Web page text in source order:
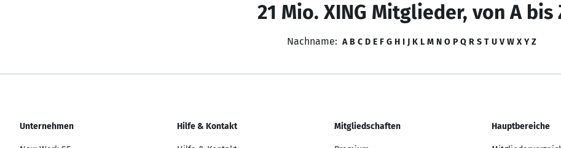
21 Mio. XING Mitglieder, von A bis
Nachname: A B C D E F G H I J K L M N O P Q R S T U V W X Y Z
Unternehmen Hilfe & Kontakt Mitgliedschaften Hauptbereiche